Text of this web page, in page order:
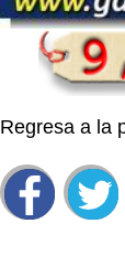
Regresa a la